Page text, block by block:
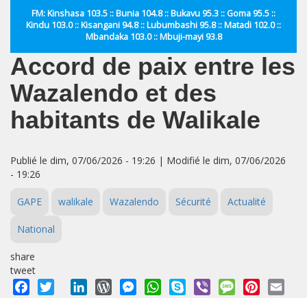
FM: Kinshasa 103.5 :: Bunia 104.8 :: Bukavu 95.3 :: Goma 95.5 ::
Kindu 103.0 :: Kisangani 94.8 :: Lubumbashi 95.8 :: Matadi 102.0 ::
Mbandaka 103.0 :: Mbuji-mayi 93.8
Accord de paix entre les
Wazalendo et des
habitants de Walikale
Publié le dim, 07/06/2026 - 19:26 | Modifié le dim, 07/06/2026
- 19:26
GAPE walikale Wazalendo Sécurité Actualité
National
share
tweet
Facebook
Twitter LinkedInWordPressMessengerWhatsApp
Skype Viber MessagePinterest